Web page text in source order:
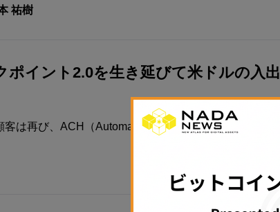
祐樹
ポイント2.0を生き延びて米ドルの入出
は再び、ACH（Automated Clearing ...